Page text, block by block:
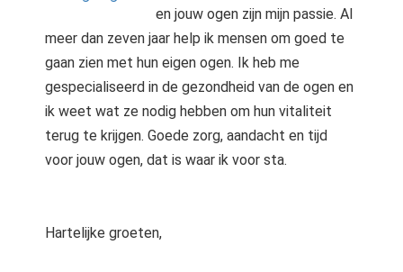
en jouw ogen zijn mijn passie. Al
meer dan zeven jaar help ik mensen om goed te
gaan zien met hun eigen ogen. Ik heb me
gespecialiseerd in de gezondheid van de ogen en
ik weet wat ze nodig hebben om hun vitaliteit
terug te krijgen. Goede zorg, aandacht en tijd
voor jouw ogen, dat is waar ik voor sta.
Hartelijke groeten,